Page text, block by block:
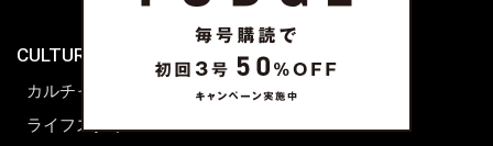
CULTURE & LIFE
カルチャー
ライフスタイル